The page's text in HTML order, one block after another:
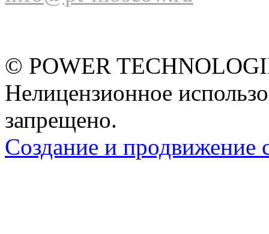
© POWER
Нелицензионное
запрещено.
Создание и продвижение